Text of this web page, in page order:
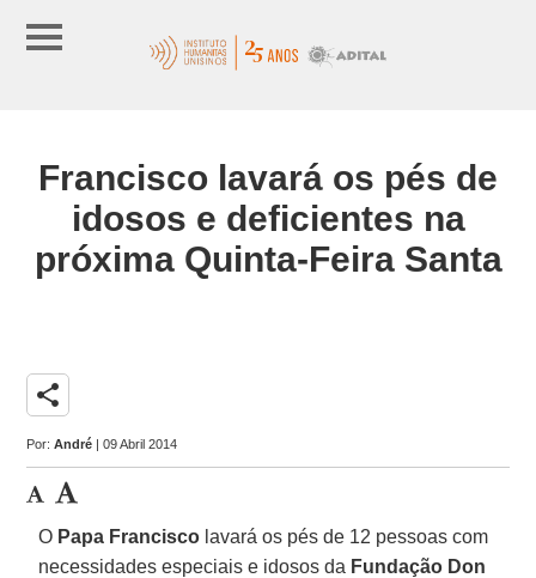
Francisco lavará os pés de
idosos e deficientes na
próxima Quinta-Feira Santa
share
Por:André | 09 Abril 2014
O Papa Francisco lavará os pés de 12 pessoas com
necessidades especiais e idosos da Fundação Don